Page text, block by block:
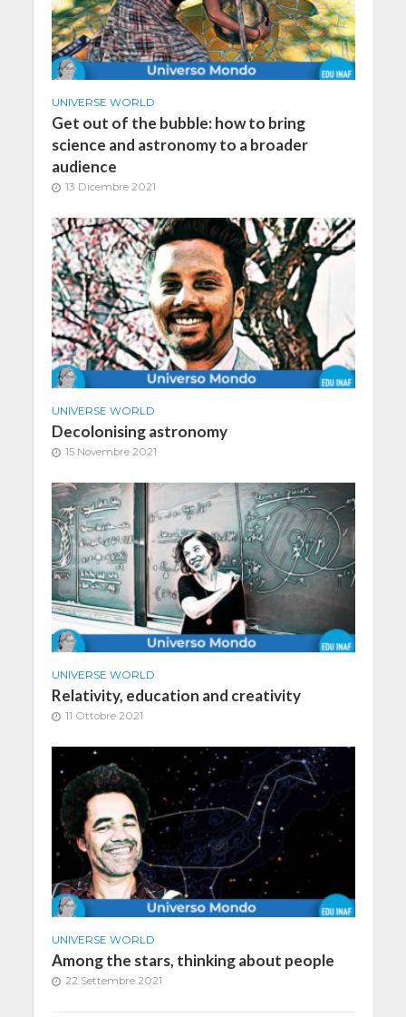
UNIVERSE WORLD
Get out of the bubble: how to bring
science and astronomy to a broader
audience
13 Dicembre 2021
UNIVERSE WORLD
Decolonising astronomy
15 Novembre 2021
UNIVERSE WORLD
Relativity, education and creativity
11 Ottobre 2021
UNIVERSE WORLD
Among the stars, thinking about people
22 Settembre 2021